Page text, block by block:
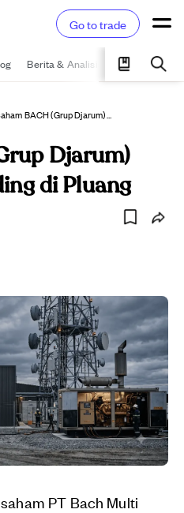
Go to trade
Berita & Analisis Pelajari
Saham BACH (Grup Djarum) Resmi IPO, Trading Di Pluang
Djarum)
di Pluang
PT Bach Multi